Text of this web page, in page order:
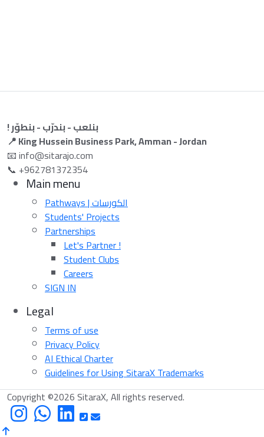
! بنلعب - بندرّب - بنطوّر
📍 King Hussein Business Park, Amman - Jordan
📧 info@sitarajo.com
📞 +962781372354
Main menu
Pathways | الكورسات
Students' Projects
Partnerships
Let's Partner !
Student Clubs
Careers
SIGN IN
Legal
Terms of use
Privacy Policy
AI Ethical Charter
Guidelines for Using SitaraX Trademarks
Copyright ©2026 SitaraX, All rights reserved.